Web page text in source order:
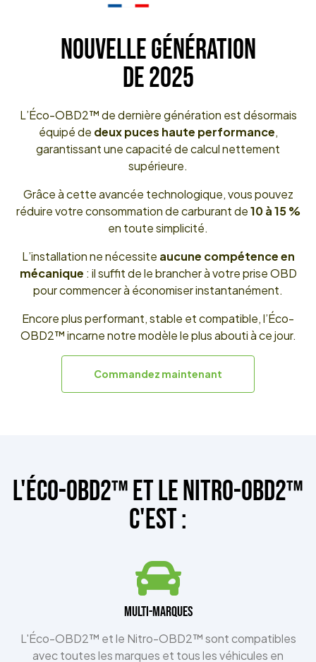
NOUVELLE GÉNÉRATION
DE 2025
L’Éco-OBD2™ de dernière génération est désormais
équipé de deux puces haute performance,
garantissant une capacité de calcul nettement
supérieure.
Grâce à cette avancée technologique, vous pouvez
réduire votre consommation de carburant de10 à 15 %
en toute simplicité.
L’installation ne nécessite aucune compétence en
mécanique : il suffit de le brancher à votre prise OBD
pour commencer à économiser instantanément.
Encore plus performant, stable et compatible, l’Éco-
OBD2™ incarne notre modèle le plus abouti à ce jour.
Commandez maintenant
L'ÉCO-OBD2™ ET LE NITRO-OBD2™
C'EST :
Multi-Marques
L'Éco-OBD2™ et le Nitro-OBD2™ sont compatibles
avec toutes les marques et tous les véhicules en